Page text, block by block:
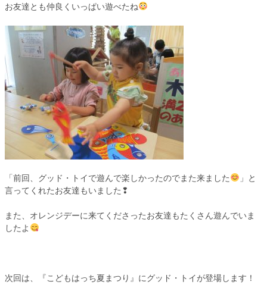
お友達とも仲良くいっぱい遊べたね
「前回、グッド・トイで遊んで楽しかったのでまた来ました
」と
言ってくれたお友達もいました❢
また、オレンジデーに来てくださったお友達もたくさん遊んでいま
したよ
次回は、『こどもはっち夏まつり』にグッド・トイが登場します！